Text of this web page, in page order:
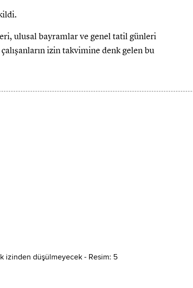
ulusal bayramlar ve genel tatil günleri
izin takvimine denk gelen bu